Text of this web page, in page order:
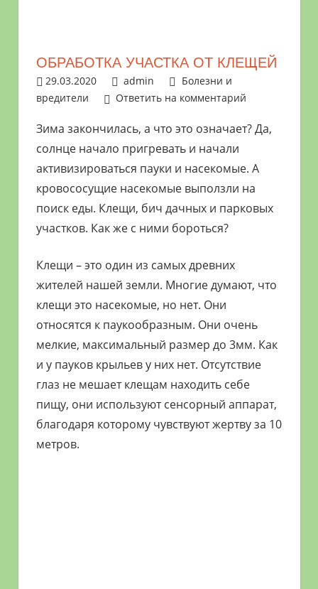
Поможем
обустройстве
дачного
выращивании
богатого
урожая.
ОБРАБОТКА УЧАСТКА ОТ КЛЕЩЕЙ
29.03.2020 admin
Болезни и
вредители
Ответить на комментарий
Зима закончилась, а что это означает? Да,
солнце начало пригревать и начали
активизироваться пауки и насекомые. А
кровососущие насекомые выползли на
поиск еды. Клещи, бич дачных и парковых
участков. Как же с ними бороться?
Клещи – это один из самых древних
жителей нашей земли. Многие думают, что
клещи это насекомые, но нет. Они
относятся к паукообразным. Они очень
мелкие, максимальный размер до 3мм. Как
и у пауков крыльев у них нет. Отсутствие
глаз не мешает клещам находить себе
пищу, они используют сенсорный аппарат,
благодаря которому чувствуют жертву за 10
метров.